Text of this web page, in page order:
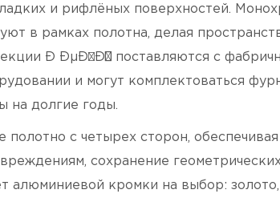
и рифлёных поверхностей.
в рамках полотна, делая
Ð ÐµÐ¹Ð½ поставляются с
и могут комплектоваться
на долгие годы.
с четырех сторон, обеспечивая
сохранение
алюминиевой кромки на выбор: